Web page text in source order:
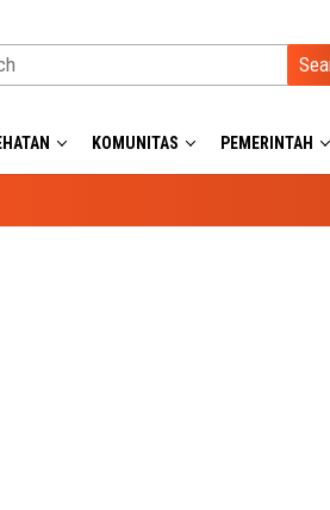
KOMUNITAS PEMERINTAH